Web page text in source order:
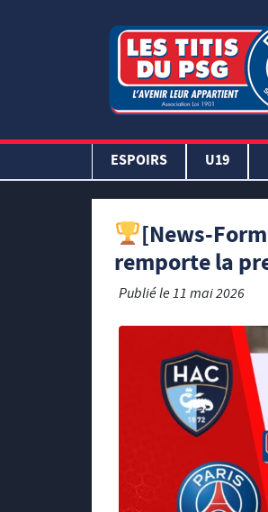
ESPOIRS U19
[News-
remporte la
Publié le11 mai 2026